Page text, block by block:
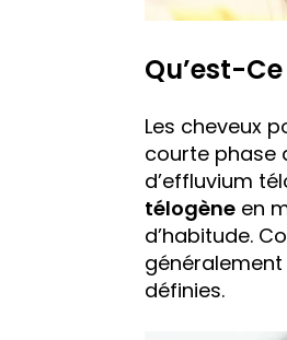
Qu’est-
Les cheveux
courte phase
d’effluvium
télogène en
d’habitude.
généralement
définies.